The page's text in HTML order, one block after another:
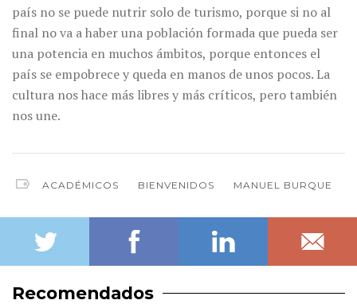
país no se puede nutrir solo de turismo, porque si no al
final no va a haber una población formada que pueda ser
una potencia en muchos ámbitos, porque entonces el
país se empobrece y queda en manos de unos pocos. La
cultura nos hace más libres y más críticos, pero también
nos une.
ACADÉMICOS BIENVENIDOS MANUEL BURQUE
Recomendados